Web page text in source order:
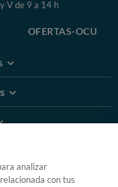
V de 9 a 14 h
OFERTAS-OCU
analizar
con tus